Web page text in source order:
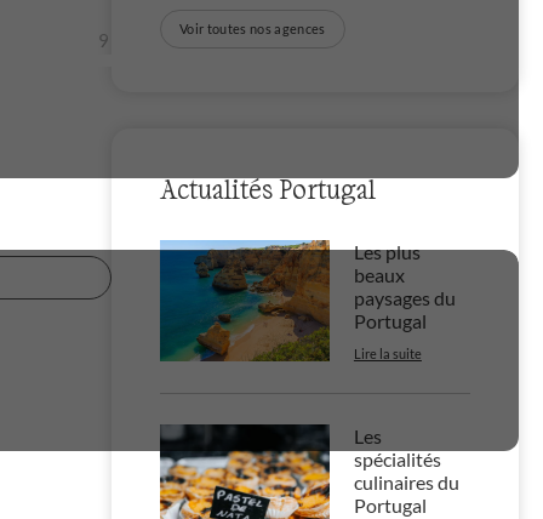
9
Voir toutes nos agences
Actualités Portugal
Les plus
beaux
paysages du
Portugal
Lire la suite
Les
spécialités
culinaires du
Portugal